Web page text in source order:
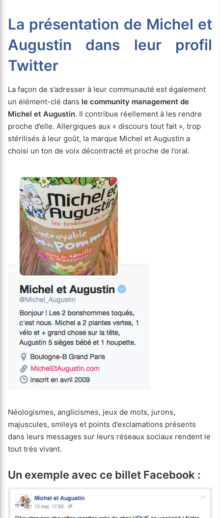
La présentation de Michel et
Augustin dans leur profil
Twitter
La façon de s’adresser à leur communauté est également
un élément-clé dans le community management de
Michel et Augustin. Il contribue réellement à les rendre
proche d’elle. Allergiques aux « discours tout fait », trop
stérilisés à leur goût, la marque Michel et Augustin a
choisi un ton de voix décontracté et proche de l’oral.
Néologismes, anglicismes, jeux de mots, jurons,
majuscules, smileys et points d’exclamations présents
dans leurs messages sur leurs réseaux sociaux rendent le
tout très vivant.
Un exemple avec ce billet Facebook :